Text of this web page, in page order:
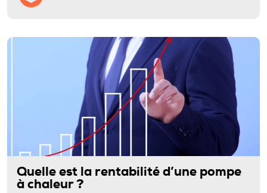
Quelle est la rentabilité d’une pompe
à chaleur ?